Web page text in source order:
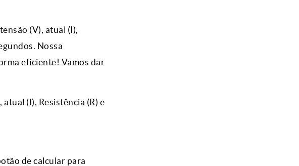
(V), atual (I),
Nossa
eficiente! Vamos dar
(I), Resistência (R) e
de calcular para